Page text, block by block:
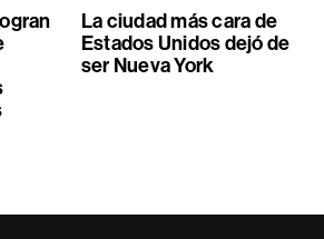
La ciudad más cara de
Estados Unidos dejó de
ser Nueva York